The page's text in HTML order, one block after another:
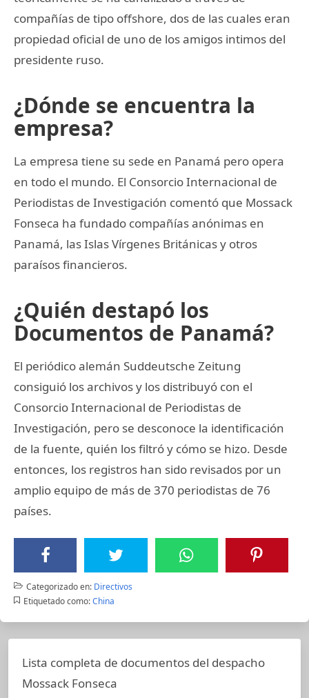
compañías de tipo offshore, dos de las cuales eran
propiedad oficial de uno de los amigos intimos del
presidente ruso.
¿Dónde se encuentra la
empresa?
La empresa tiene su sede en Panamá pero opera
en todo el mundo. El Consorcio Internacional de
Periodistas de Investigación comentó que Mossack
Fonseca ha fundado compañías anónimas en
Panamá, las Islas Vírgenes Británicas y otros
paraísos financieros.
¿Quién destapó los
Documentos de Panamá?
El periódico alemán Suddeutsche Zeitung
consiguió los archivos y los distribuyó con el
Consorcio Internacional de Periodistas de
Investigación, pero se desconoce la identificación
de la fuente, quién los filtró y cómo se hizo. Desde
entonces, los registros han sido revisados por un
amplio equipo de más de 370 periodistas de 76
países.
Categorizado en: Directivos
Etiquetado como: China
Lista completa de documentos del despacho
Mossack Fonseca